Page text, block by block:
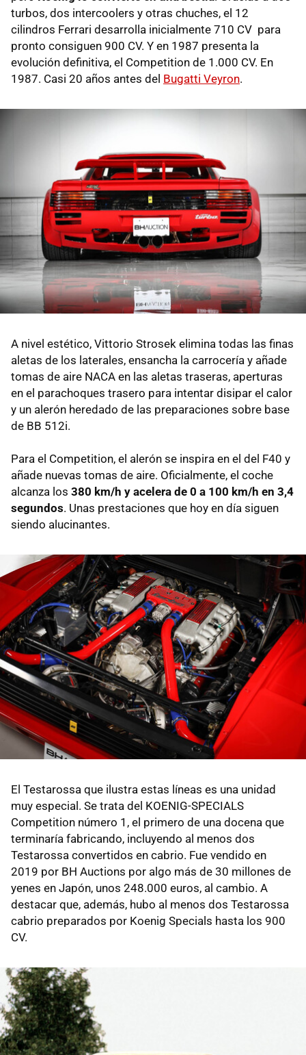
turbos, dos intercoolers y otras chuches, el 12
cilindros Ferrari desarrolla inicialmente 710 CV para
pronto consiguen 900 CV. Y en 1987 presenta la
evolución definitiva, el Competition de 1.000 CV. En
1987. Casi 20 años antes del Bugatti Veyron.
A nivel estético, Vittorio Strosek elimina todas las finas
aletas de los laterales, ensancha la carrocería y añade
tomas de aire NACA en las aletas traseras, aperturas
en el parachoques trasero para intentar disipar el calor
y un alerón heredado de las preparaciones sobre base
de BB 512i.
Para el Competition, el alerón se inspira en el del F40 y
añade nuevas tomas de aire. Oficialmente, el coche
alcanza los 380 km/h y acelera de 0 a 100 km/h en 3,4
segundos. Unas prestaciones que hoy en día siguen
siendo alucinantes.
El Testarossa que ilustra estas líneas es una unidad
muy especial. Se trata del KOENIG-SPECIALS
Competition número 1, el primero de una docena que
terminaría fabricando, incluyendo al menos dos
Testarossa convertidos en cabrio. Fue vendido en
2019 por BH Auctions por algo más de 30 millones de
yenes en Japón, unos 248.000 euros, al cambio. A
destacar que, además, hubo al menos dos Testarossa
cabrio preparados por Koenig Specials hasta los 900
CV.